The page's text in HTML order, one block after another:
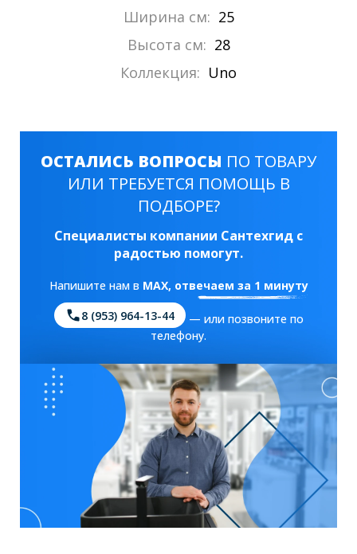
Ширина см: 25
Высота см: 28
Коллекция: Uno
ОСТАЛИСЬ ВОПРОСЫ ПО ТОВАРУ
ИЛИ ТРЕБУЕТСЯ ПОМОЩЬ В
ПОДБОРЕ?
Специалисты компании Сантехгид с
радостью помогут.
Напишите нам в MAX, отвечаем за 1 минуту
8 (953) 964-13-44
— или позвоните по
телефону.